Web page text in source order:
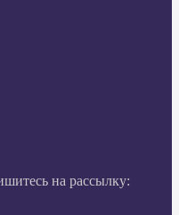
на рассылку: